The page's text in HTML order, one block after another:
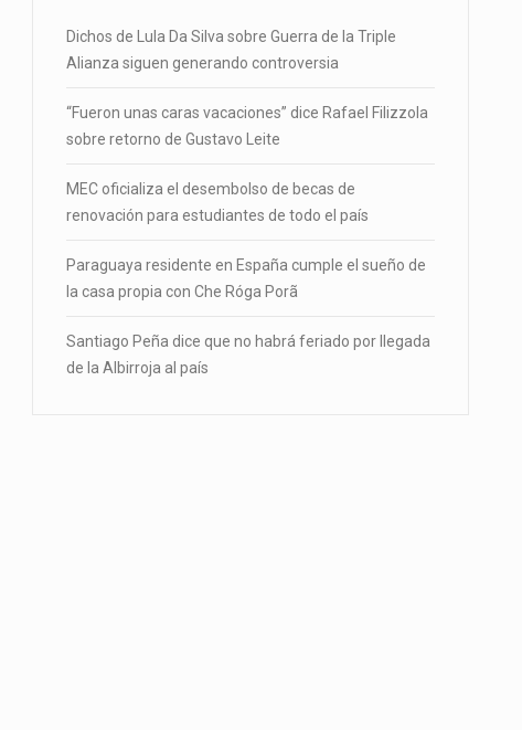
Dichos de Lula Da Silva sobre Guerra de la Triple
Alianza siguen generando controversia
“Fueron unas caras vacaciones” dice Rafael Filizzola
sobre retorno de Gustavo Leite
MEC oficializa el desembolso de becas de
renovación para estudiantes de todo el país
Paraguaya residente en España cumple el sueño de
la casa propia con Che Róga Porã
Santiago Peña dice que no habrá feriado por llegada
de la Albirroja al país